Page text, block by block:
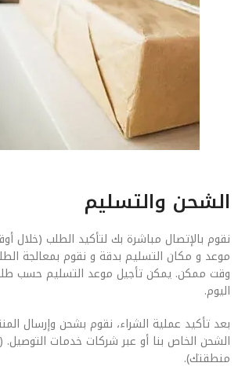
الشحن والتسليم
نقوم بالإتصال مباشرة بك لتأكيد الطلب (خلال
موعد و مكان التسليم بدقة و نقوم بمعالجة
وقت ممكن. يمكن تأجيل موعد التسليم حسب
اليوم.
بعد تأكيد عملية الشراء، نقوم بشحن وإرسال
الشحن الخاص بنا أو عبر شركات خدمات
منطقتك).